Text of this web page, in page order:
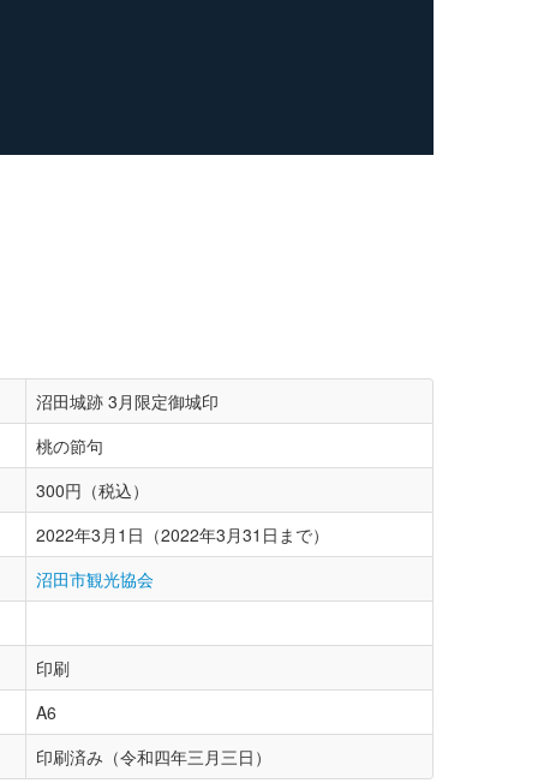
沼田城跡 3月限定御城印
桃の節句
300円（税込）
2022年3月1日（2022年3月31日まで）
沼田市観光協会
印刷
A6
印刷済み（令和四年三月三日）